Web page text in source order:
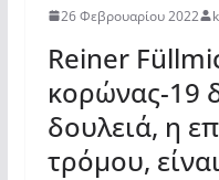
26 Φεβρουαρίου 2022
Reiner
κορώνας-19
δουλειά, η
τρόμου,